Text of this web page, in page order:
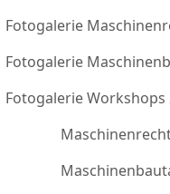
Fotogalerie
Fotogalerie
Fotogalerie Workshops